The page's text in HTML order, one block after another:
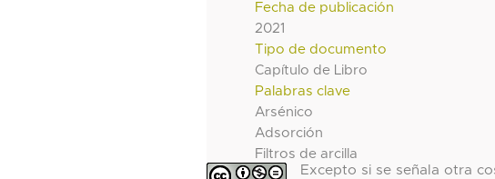
Fecha de publicación
2021
Tipo de documento
Capítulo de Libro
Palabras clave
Arsénico
Adsorción
Filtros de arcilla
Excepto si se señala otra